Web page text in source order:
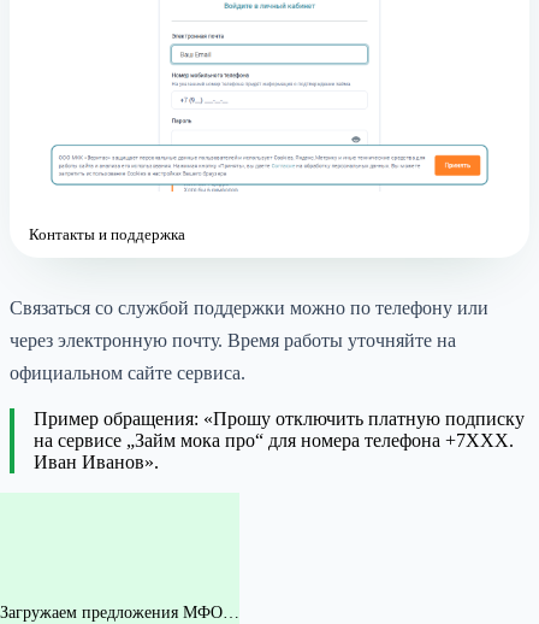
Контакты и поддержка
Связаться со службой поддержки можно по телефону или
через электронную почту. Время работы уточняйте на
официальном сайте сервиса.
Пример обращения: «Прошу отключить платную подписку
на сервисе „Займ мока про“ для номера телефона +7XXX.
Иван Иванов».
Загружаем предложения МФО…